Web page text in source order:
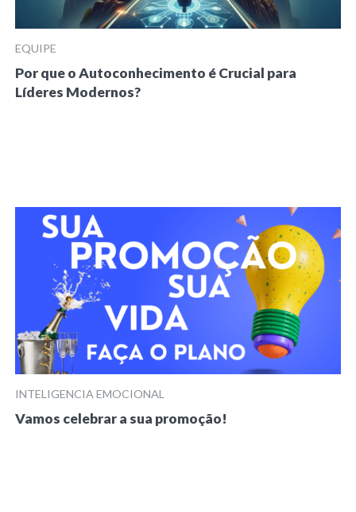
EQUIPE
Por que o Autoconhecimento é Crucial para
Líderes Modernos?
INTELIGENCIA EMOCIONAL
Vamos celebrar a sua promoção!